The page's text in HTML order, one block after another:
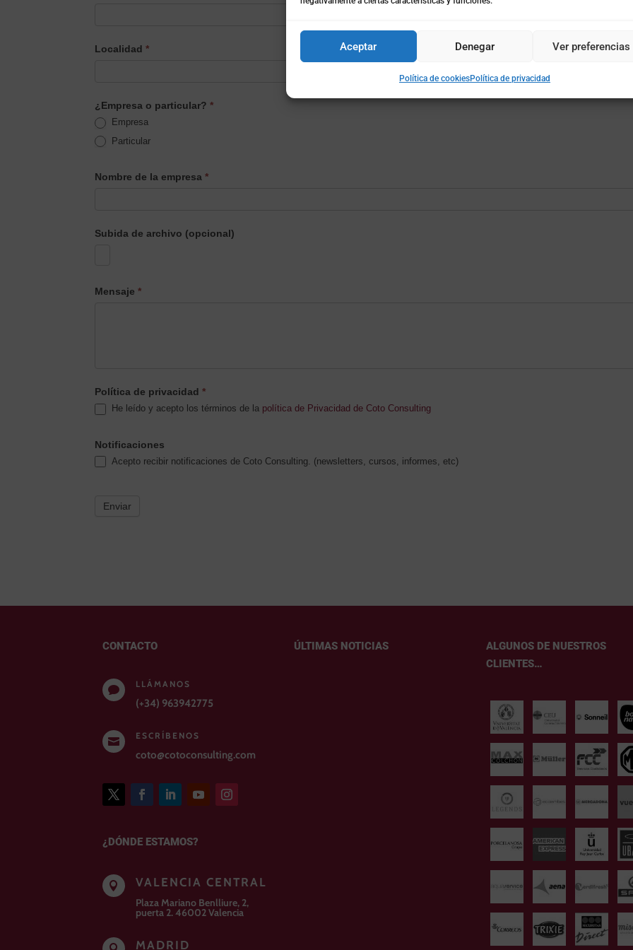
Aceptar Denegar Ver preferencias
Política de cookiesPolítica de privacidad
Localidad*
¿Empresa o particular?*
Empresa
Particular
Nombre de la empresa*
Subida de archivo (opcional)
Mensaje*
Política de privacidad*
He leído y acepto los términos de la política de Privacidad de Coto Consulting
Notificaciones
Acepto recibir notificaciones de Coto Consulting. (newsletters, cursos, informes, etc)
Enviar
CONTACTO

LLÁMANOS
(+34) 963942775

ESCRÍBENOS
coto@cotoconsulting.com
¿DÓNDE ESTAMOS?
 VALENCIA CENTRAL
Plaza Mariano Benlliure, 2,
puerta 2. 46002 Valencia
MADRID
ÚLTIMAS NOTICIAS
ALGUNOS DE NUESTROS
CLIENTES…